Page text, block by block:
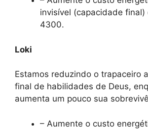
invisível (capacidade
4300.
Loki
Estamos reduzindo o trapaceiro
final de habilidades de Deus,
aumenta um pouco sua
– Aumente o custo